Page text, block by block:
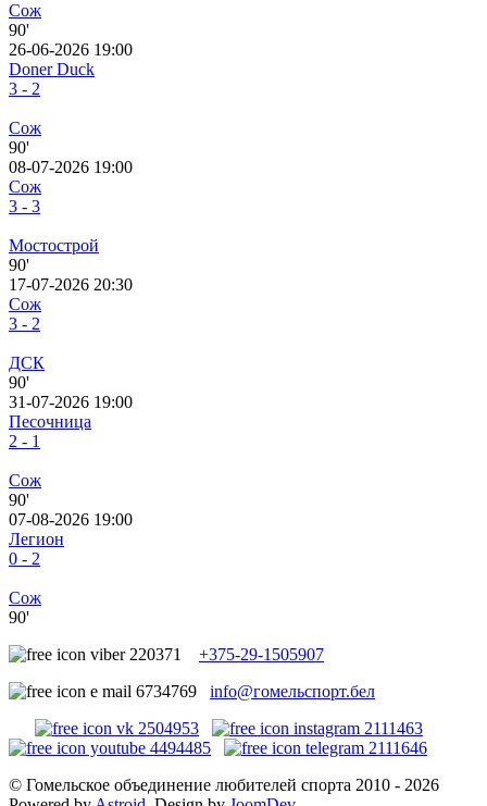
Сож
90'
26-06-2026 19:00
Doner Duck
3 - 2
Сож
90'
08-07-2026 19:00
Сож
3 - 3
Мостострой
90'
17-07-2026 20:30
Сож
3 - 2
ДСК
90'
31-07-2026 19:00
Песочница
2 - 1
Сож
90'
07-08-2026 19:00
Легион
0 - 2
Сож
90'
+375-29-1505907
info@гомельспорт.бел
© Гомельское объединение любителей спорта 2010 - 2026